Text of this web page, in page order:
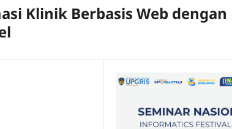
Klinik Berbasis Web dengan